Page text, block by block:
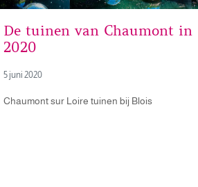
De tuinen van Chaumont in
2020
5 juni 2020
Chaumont sur Loire tuinen bij Blois